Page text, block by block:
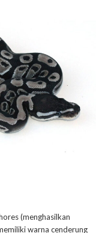
(menghasilkan
warna cenderung